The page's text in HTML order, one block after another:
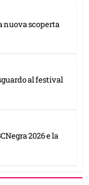
nuova scoperta
al festival
2026 e la